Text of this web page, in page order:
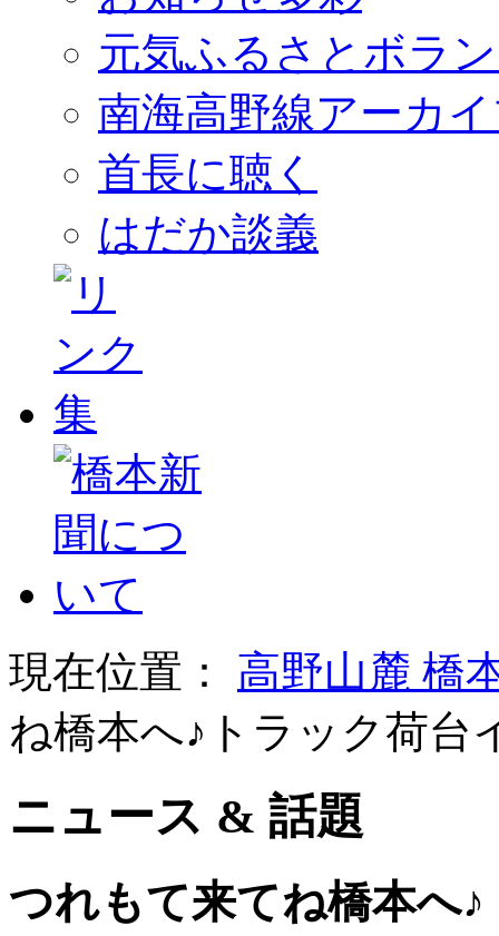
元気ふるさとボラ
南海高野線アーカ
首長に聴く
はだか談義
現在位置： 高野山麓 橋
ね橋本へ♪トラック荷台
ニュース & 話題
つれもて来てね橋本へ